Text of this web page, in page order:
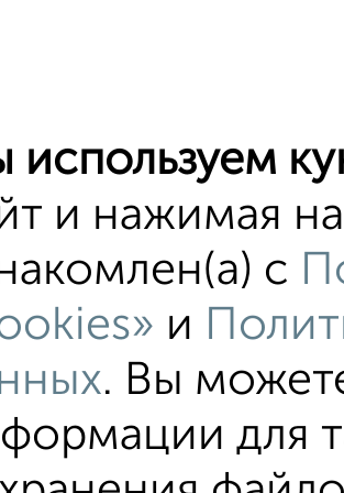
в
Двухкомнатные
используем
и нажимая
с
и
. Вы
для